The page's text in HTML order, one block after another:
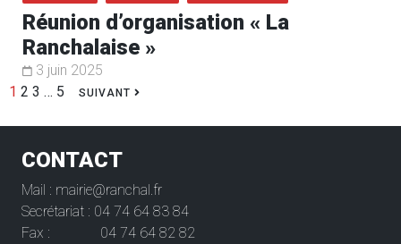
Réunion d’organisation « La
Ranchalaise »
3 juin 2025
1 2 3 … 5 SUIVANT
CONTACT
Mail : mairie@ranchal.fr
Secrétariat : 04 74 64 83 84
Fax : 04 74 64 82 82